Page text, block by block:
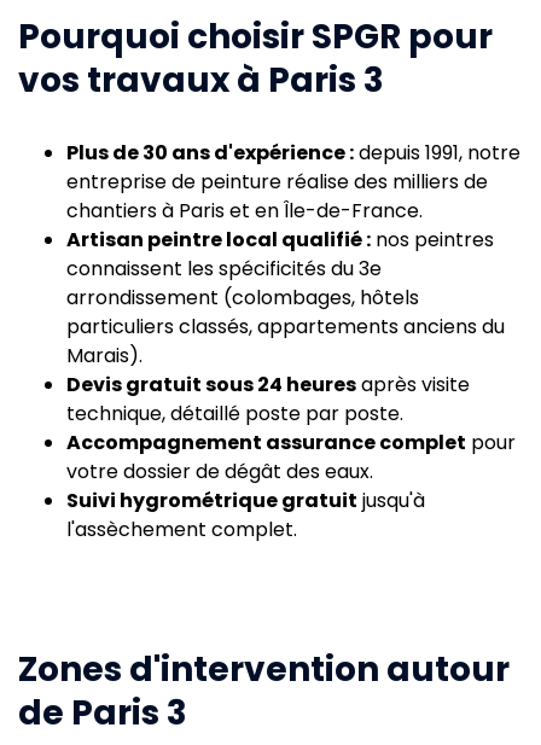
Pourquoi choisir SPGR pour
vos travaux à Paris 3
Plus de 30 ans d'expérience :depuis 1991, notre
entreprise de peinture réalise des milliers de
chantiers à Paris et en Île-de-France.
Artisan peintre local qualifié : nos peintres
connaissent les spécificités du 3e
arrondissement (colombages, hôtels
particuliers classés, appartements anciens du
Marais).
Devis gratuit sous 24 heuresaprès visite
technique, détaillé poste par poste.
Accompagnement assurance complet pour
votre dossier de dégât des eaux.
Suivi hygrométrique gratuit jusqu'à
l'assèchement complet.
Zones d'intervention autour
de Paris 3